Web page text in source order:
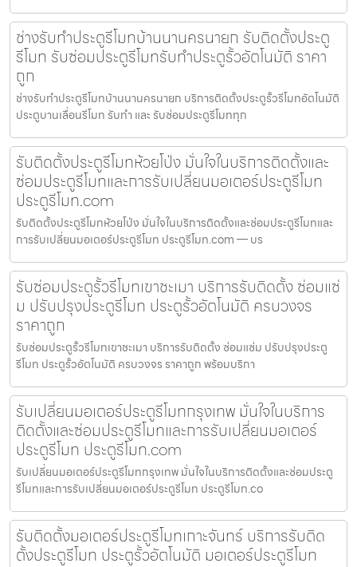
ช่างรับทำประตูรีโมทบ้านนานครนายก รับติดตั้งประตู
รีโมท รับซ่อมประตูรีโมทรับทำประตูรั้วอัตโนมัติ ราคา
ถูก
ช่างรับทำประตูรีโมทบ้านนานครนายก บริการติดตั้งประตูรั้วรีโมทอัตโนมัติ
ประตูบานเลื่อนรีโมท รับทำ และ รับซ่อมประตูรีโมททุก
รับติดตั้งประตูรีโมทห้วยโป่ง มั่นใจในบริการติดตั้งและ
ซ่อมประตูรีโมทและการรับเปลี่ยนมอเตอร์ประตูรีโมท
ประตูรีโมท.com
รับติดตั้งประตูรีโมทห้วยโป่ง มั่นใจในบริการติดตั้งและซ่อมประตูรีโมทและ
การรับเปลี่ยนมอเตอร์ประตูรีโมท ประตูรีโมท.com — บร
รับซ่อมประตูรั้วรีโมทเขาชะเมา บริการรับติดตั้ง ซ่อมแซ่
ม ปรับปรุงประตูรีโมท ประตูรั้วอัตโนมัติ ครบวงจร
ราคาถูก
รับซ่อมประตูรั้วรีโมทเขาชะเมา บริการรับติดตั้ง ซ่อมแซ่ม ปรับปรุงประตู
รีโมท ประตูรั้วอัตโนมัติ ครบวงจร ราคาถูก พร้อมบริกา
รับเปลี่ยนมอเตอร์ประตูรีโมทกรุงเทพ มั่นใจในบริการ
ติดตั้งและซ่อมประตูรีโมทและการรับเปลี่ยนมอเตอร์
ประตูรีโมท ประตูรีโมท.com
รับเปลี่ยนมอเตอร์ประตูรีโมทกรุงเทพ มั่นใจในบริการติดตั้งและซ่อมประตู
รีโมทและการรับเปลี่ยนมอเตอร์ประตูรีโมท ประตูรีโมท.co
รับติดตั้งมอเตอร์ประตูรีโมทเกาะจันทร์ บริการรับติด
ตั้งประตูรีโมท ประตูรั้วอัตโนมัติ มอเตอร์ประตูรีโมท